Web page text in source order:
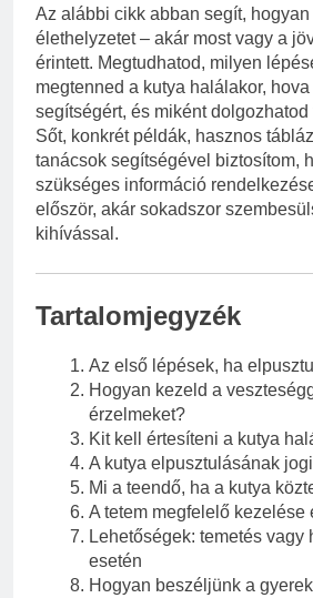
Az alábbi cikk abban segít,
élethelyzetet – akár most vagy a
érintett. Megtudhatod, milyen
megtenned a kutya halálakor,
segítségért, és miként
Sőt, konkrét példák, hasznos
tanácsok segítségével biztosítom,
szükséges információ
először, akár sokadszor
kihívással.
Tartalomjegyzék
Az első lépések, ha
Hogyan kezeld a
érzelmeket?
Kit kell értesíteni a kutya
A kutya elpusztulásának
Mi a teendő, ha a kutya
A tetem megfelelő kezelése
Lehetőségek: temetés vagy
esetén
Hogyan beszéljünk a